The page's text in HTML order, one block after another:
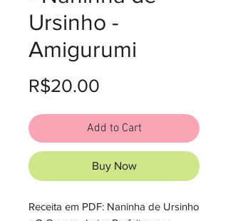
Ursinho -
Amigurumi
R$20.00
Add to Cart
Buy Now
Receita em PDF: Naninha de Ursinho